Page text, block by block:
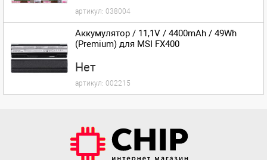
артикул: 038004
Аккумулятор / 11,1V / 4400mAh / 49Wh
(Premium) для MSI FX400
Нет
артикул: 002215